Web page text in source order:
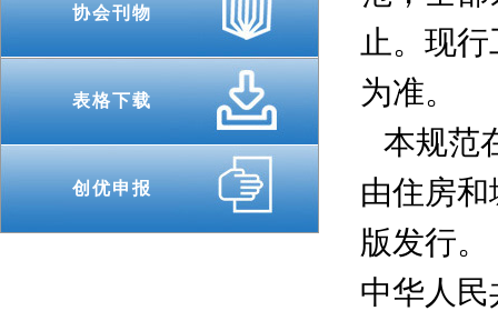
协会刊物
表格下载
创优申报
止。现
为准。
本规范
由住房
版发行。
中华人